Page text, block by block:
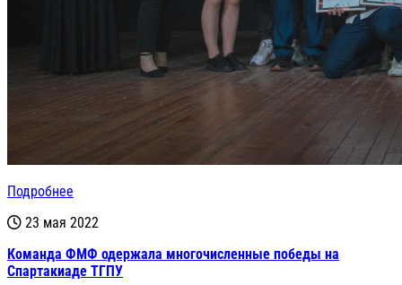
Подробнее
23 мая 2022
Команда ФМФ одержала многочисленные победы на
Спартакиаде ТГПУ